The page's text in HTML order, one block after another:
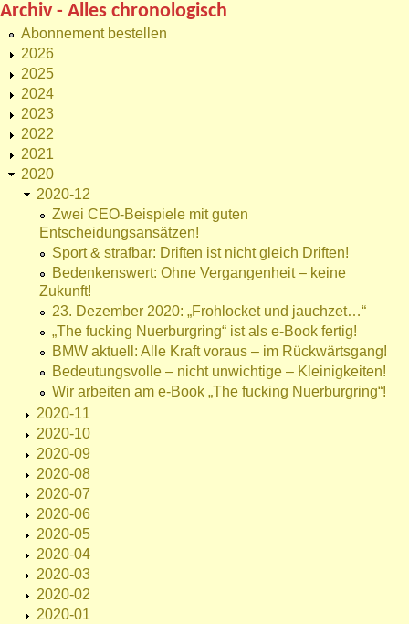
Archiv - Alles chronologisch
Abonnement bestellen
2026
2025
2024
2023
2022
2021
2020
2020-12
Zwei CEO-Beispiele mit guten
Entscheidungsansätzen!
Sport & strafbar: Driften ist nicht gleich Driften!
Bedenkenswert: Ohne Vergangenheit – keine
Zukunft!
23. Dezember 2020: „Frohlocket und jauchzet…“
„The fucking Nuerburgring“ ist als e-Book fertig!
BMW aktuell: Alle Kraft voraus – im Rückwärtsgang!
Bedeutungsvolle – nicht unwichtige – Kleinigkeiten!
Wir arbeiten am e-Book „The fucking Nuerburgring“!
2020-11
2020-10
2020-09
2020-08
2020-07
2020-06
2020-05
2020-04
2020-03
2020-02
2020-01